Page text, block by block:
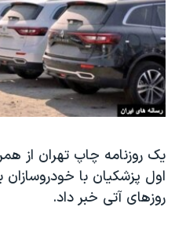
فرهنگ و زندگی
حقوق شهروندی
اقتصادی
علم و فناوری
گالری عکس
آرشیو پخش زنده
مستندها
انتخابات ریاست جمهوری آمریکا ۲۰۲۴
حمله جمهوری اسلامی به
رمز مهسا
اعتراضات زن، زندگی، آزادی
مجموعه مستندهای دادخواهی
دنبال کنید
زبانهای مختلف
یک روزنامه چاپ تهران از
اول پزشکیان با
روزهای آتی خبر داد.